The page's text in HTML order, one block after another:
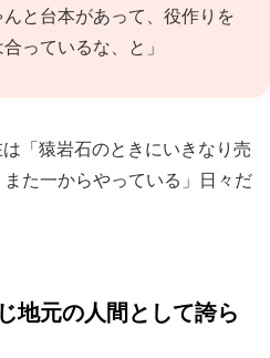
と台本があって、役作りを
っているな、と」
「猿岩石のときにいきなり売
た一からやっている」日々だ
地元の人間として誇ら